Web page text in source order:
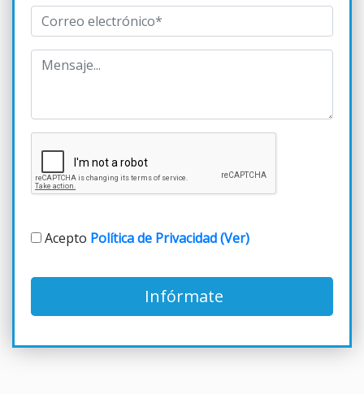
Acepto Política de Privacidad (Ver)
Infórmate